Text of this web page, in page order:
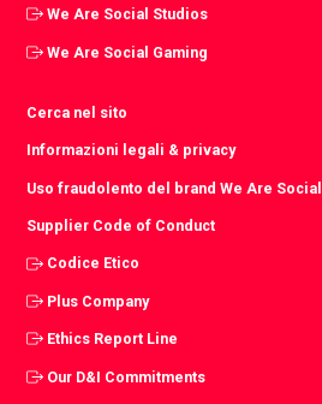
We Are Social Studios
We Are Social Gaming
Cerca nel sito
Informazioni legali & privacy
Uso fraudolento del brand We Are Social
Supplier Code of Conduct
Codice Etico
Plus Company
Ethics Report Line
Our D&I Commitments